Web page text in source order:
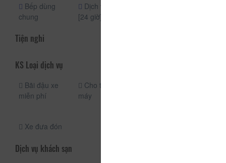
Bếp dùng
chung
Dịch vụ phòng
[24 giờ]
Tiện nghi
KS Loại dịch vụ
Bãi đậu xe
miễn phí
Cho thuê xe
máy
Xe đưa đón
Dịch vụ khách sạn